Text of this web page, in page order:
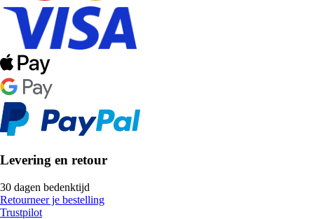
Levering en retour
30 dagen bedenktijd
Retourneer je bestelling
Trustpilot